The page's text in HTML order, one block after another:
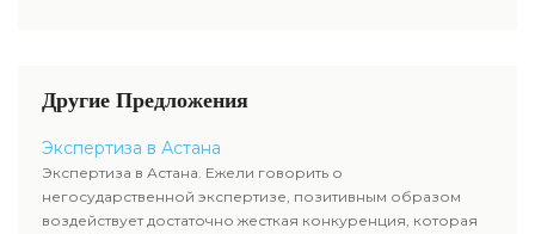
нам за консультацией.
Другие Предложения
Экспертиза в Астана
Экспертиза в Астана. Ежели говорить о
негосударственной экспертизе, позитивным образом
воздействует достаточно жесткая конкуренция, которая